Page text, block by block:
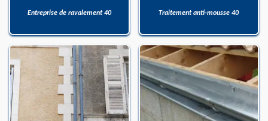
Entreprise de ravalement 40 Traitement anti-mousse 40